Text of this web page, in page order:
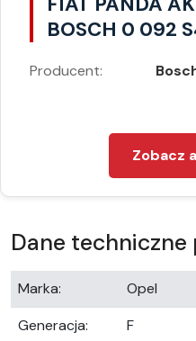
BOSCH 0 092
Producent:
Zobacz
Dane techniczne
Marka: Opel
Generacja:
F